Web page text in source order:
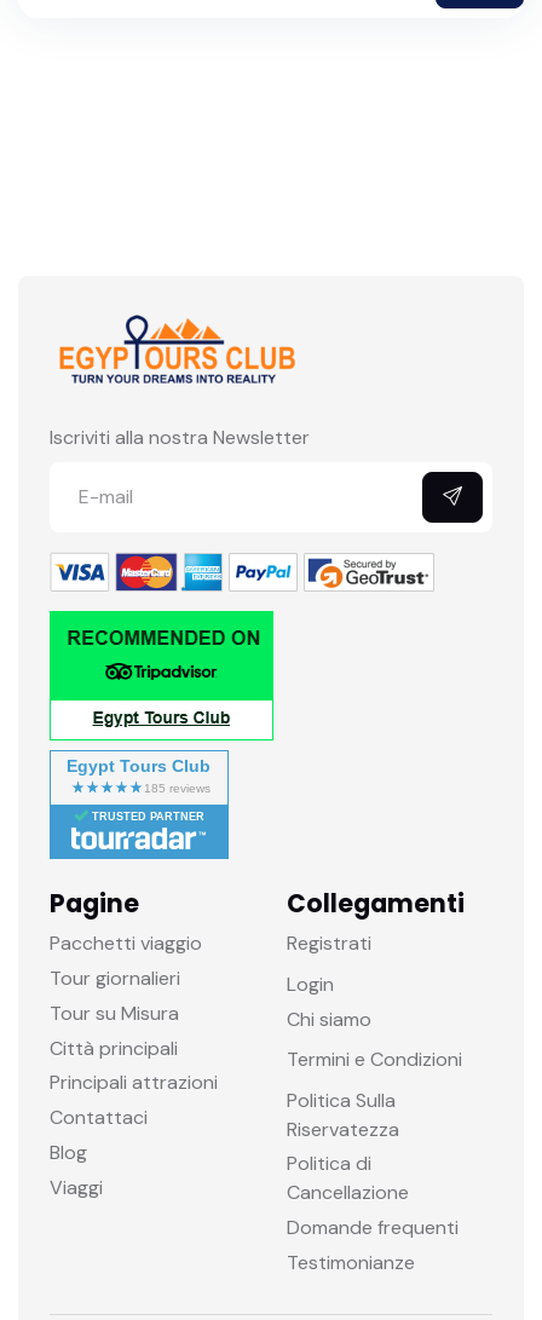
Iscriviti alla nostra Newsletter
Egypt Tours Club
TRUSTED PARTNER
Pagine
Pacchetti viaggio
Tour giornalieri
Tour su Misura
Città principali
Principali attrazioni
Contattaci
Blog
Viaggi
Collegamenti
Registrati
Login
Chi siamo
Termini e Condizioni
Politica Sulla
Riservatezza
Politica di
Cancellazione
Domande frequenti
Testimonianze